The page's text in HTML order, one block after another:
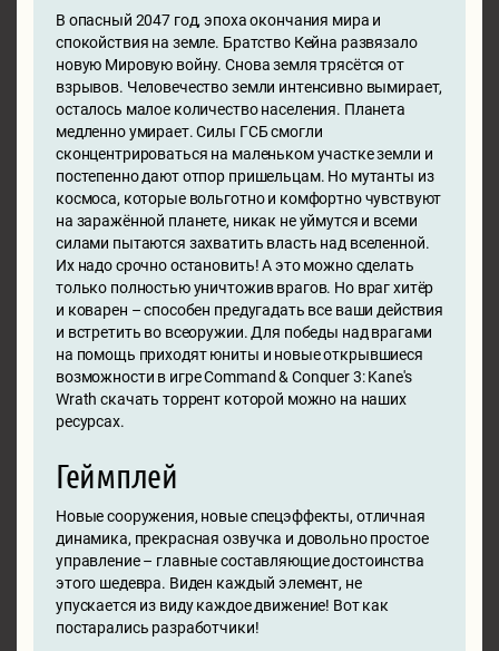
В опасный 2047 год, эпоха окончания мира и
спокойствия на земле. Братство Кейна развязало
новую Мировую войну. Снова земля трясётся от
взрывов. Человечество земли интенсивно вымирает,
осталось малое количество населения. Планета
медленно умирает. Силы ГСБ смогли
сконцентрироваться на маленьком участке земли и
постепенно дают отпор пришельцам. Но мутанты из
космоса, которые вольготно и комфортно чувствуют
на заражённой планете, никак не уймутся и всеми
силами пытаются захватить власть над вселенной.
Их надо срочно остановить! А это можно сделать
только полностью уничтожив врагов. Но враг хитёр
и коварен – способен предугадать все ваши действия
и встретить во всеоружии. Для победы над врагами
на помощь приходят юниты и новые открывшиеся
возможности в игре Command & Conquer 3: Kane's
Wrath скачать торрент которой можно на наших
ресурсах.
Геймплей
Новые сооружения, новые спецэффекты, отличная
динамика, прекрасная озвучка и довольно простое
управление – главные составляющие достоинства
этого шедевра. Виден каждый элемент, не
упускается из виду каждое движение! Вот как
постарались разработчики!